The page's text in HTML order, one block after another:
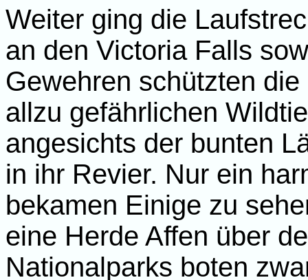
Weiter ging die
an den Victoria Falls
Gewehren schützten
allzu gefährlichen
angesichts der bunten
in ihr Revier. Nur ein
bekamen Einige zu
eine Herde Affen über
Nationalparks boten